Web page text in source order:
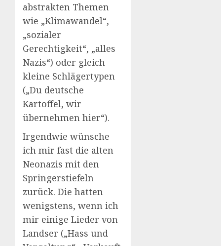
abstrakten Themen
wie „Klimawandel“,
„sozialer
Gerechtigkeit“, „alles
Nazis“) oder gleich
kleine Schlägertypen
(„Du deutsche
Kartoffel, wir
übernehmen hier“).
Irgendwie wünsche
ich mir fast die alten
Neonazis mit den
Springerstiefeln
zurück. Die hatten
wenigstens, wenn ich
mir einige Lieder von
Landser („Hass und